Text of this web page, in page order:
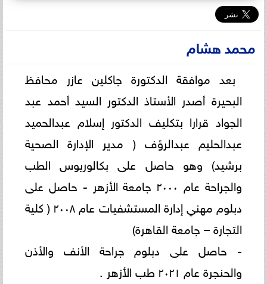
محمد هشام
بعد موافقة الدكتورة جاكلين عازر محافظ
البحيرة أصدر الأستاذ الدكتور السيد أحمد عبد
الجواد قرارا بتكليف الدكتور إسلام عبدالحميد
عبدالحليم عبدالرؤف ( مدير الإدارة الصحية
برشيد) وهو حاصل على بكالوريوس الطب
والجراحة عام ٢٠٠٠ جامعة الأزهر - حاصل على
دبلوم مهني إدارة المستشفيات عام ۲۰۰۸ ( كلية
التجارة – جامعة القاهرة)
- حاصل على دبلوم جراحة الأنف والأذن
والحنجرة عام ۲۰۲۱ طب الأزهر .